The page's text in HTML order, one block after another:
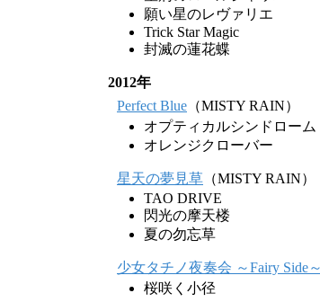
願い星のレヴァリエ
Trick Star Magic
封滅の蓮花蝶
2012年
Perfect Blue （MISTY RAIN）
オプティカルシンドローム
オレンジクローバー
星天の夢見草 （MISTY RAIN）
TAO DRIVE
閃光の摩天楼
夏の勿忘草
少女タチノ夜奏会 ～Fairy Side～
桜咲く小径